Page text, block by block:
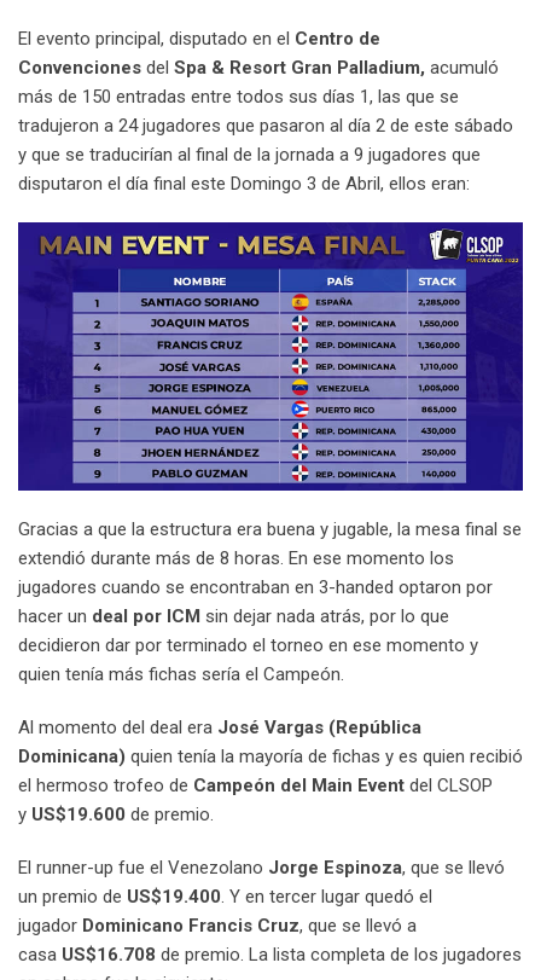
El evento principal, disputado en el Centro de
Convenciones del Spa & Resort Gran Palladium, acumuló
más de 150 entradas entre todos sus días 1, las que se
tradujeron a 24 jugadores que pasaron al día 2 de este sábado
y que se traducirían al final de la jornada a 9 jugadores que
disputaron el día final este Domingo 3 de Abril, ellos eran:
Gracias a que la estructura era buena y jugable, la mesa final se
extendió durante más de 8 horas. En ese momento los
jugadores cuando se encontraban en 3-handed optaron por
hacer un deal por ICM sin dejar nada atrás, por lo que
decidieron dar por terminado el torneo en ese momento y
quien tenía más fichas sería el Campeón.
Al momento del deal era José Vargas (República
Dominicana) quien tenía la mayoría de fichas y es quien recibió
el hermoso trofeo de Campeón del Main Event del CLSOP
y US$19.600 de premio.
El runner-up fue el Venezolano Jorge Espinoza, que se llevó
un premio de US$19.400. Y en tercer lugar quedó el
jugador Dominicano Francis Cruz, que se llevó a
casa US$16.708 de premio. La lista completa de los jugadores